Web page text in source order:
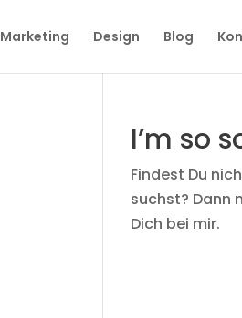
Marketing Design Blog
I’m so
Findest Du
suchst? Dann
Dich bei mir.